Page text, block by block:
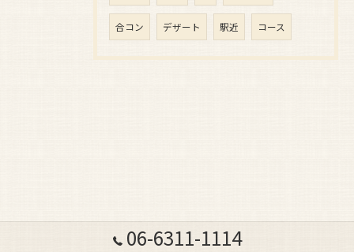
合コン デザート 駅近 コース
06-6311-1114